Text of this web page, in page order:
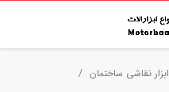
ابزار نقاشی ساختمان